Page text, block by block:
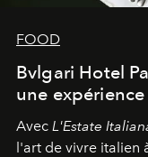
FOOD
Bvlgari Hotel
une
Avec L'Estate
l'art de vivre italien